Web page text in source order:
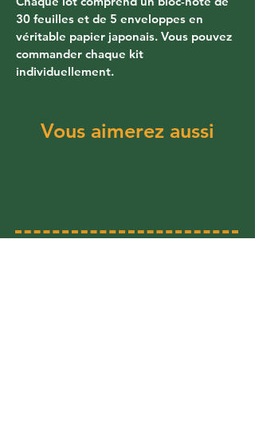
30 feuilles et de 5 enveloppes en
véritable papier japonais. Vous pouvez
commander chaque kit
individuellement.
Vous aimerez aussi